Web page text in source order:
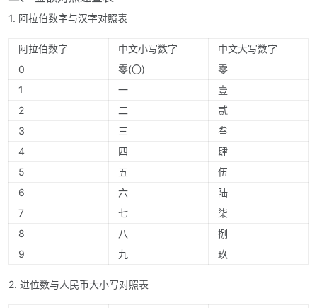
1. 阿拉伯数字与汉字对照表
阿拉伯数字 中文小写数字
中文大写数字
0
零(〇)
零
1
一
壹
2
二
贰
3
三
叁
4
四
肆
5
五
伍
6
六
陆
7
七
柒
8
八
捌
9
九 玖
2. 进位数与人民币大小写对照表